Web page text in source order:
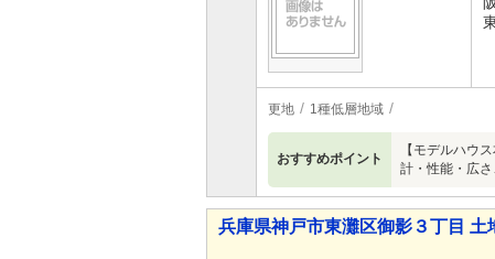
更地 1種低層地域
おすすめポイント
【モデルハウ
計・性能・広さ
兵庫県神戸市東灘区御影３丁目 土